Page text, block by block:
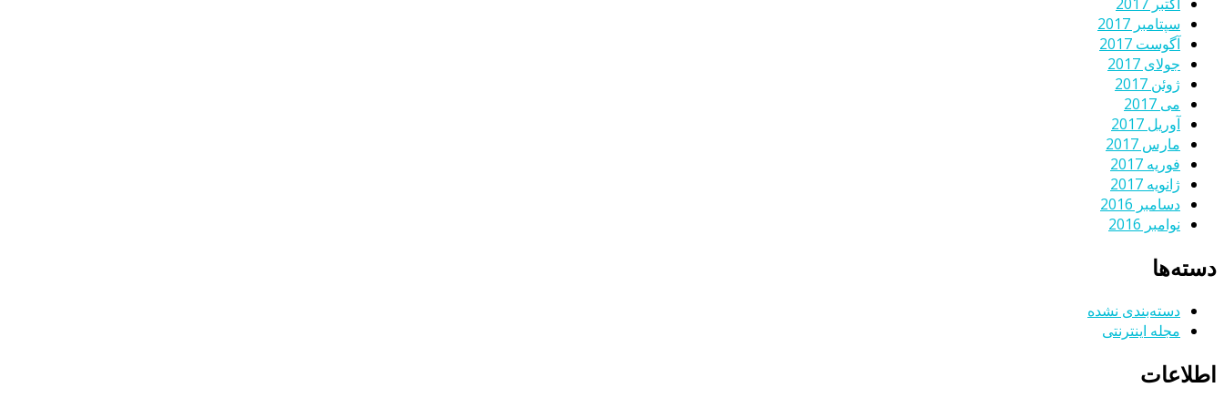
سپتامبر 2017
آگوست 2017
جولای 2017
ژوئن 2017
می 2017
آوریل 2017
مارس 2017
فوریه 2017
ژانویه 2017
دسامبر 2016
نوامبر 2016
دسته‌ها
دسته‌بندی نشده
مجله اینترنتی
اطلاعات